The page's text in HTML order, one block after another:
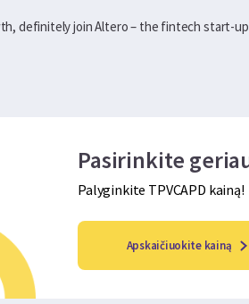
definitely join Altero – the fintech start-
Pasirinkite
Palyginkite TPVCAPD kainą!
Apskaičiuokite kainą